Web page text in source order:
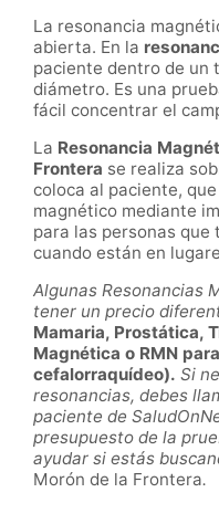
La resonancia
abierta. En la
paciente dentro de un
diámetro. Es una
fácil concentrar el
La Resonancia
Frontera se realiza
coloca al paciente,
magnético mediante
para las personas
cuando están en
Algunas Resonancias
tener un precio
Mamaria, Prostática,
Magnética o RMN
cefalorraquídeo). Si
resonancias, debes
paciente de
presupuesto de la
ayudar si estás
Morón de la Frontera.